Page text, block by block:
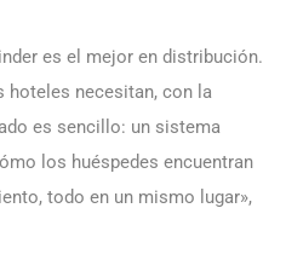
es el mejor en distribución.
hoteles necesitan, con la
es sencillo: un sistema
los huéspedes encuentran
todo en un mismo lugar»,